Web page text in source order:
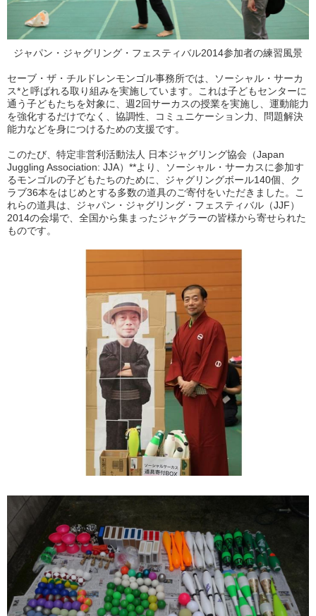
ジャパン・ジャグリング・フェスティバル2014参加者の練習風景
セーブ・ザ・チルドレンモンゴル事務所では、ソーシャル・サーカ
ス*と呼ばれる取り組みを実施しています。これは子どもセンターに
通う子どもたちを対象に、週2回サーカスの授業を実施し、運動能力
を強化するだけでなく、協調性、コミュニケーション力、問題解決
能力などを身につけるための支援です。
このたび、特定非営利活動法人 日本ジャグリング協会（Japan
Juggling Association: JJA）**より、ソーシャル・サーカスに参加す
るモンゴルの子どもたちのために、ジャグリングボール140個、ク
ラブ36本をはじめとする多数の道具のご寄付をいただきました。こ
れらの道具は、ジャパン・ジャグリング・フェスティバル（JJF）
2014の会場で、全国から集まったジャグラーの皆様から寄せられた
ものです。